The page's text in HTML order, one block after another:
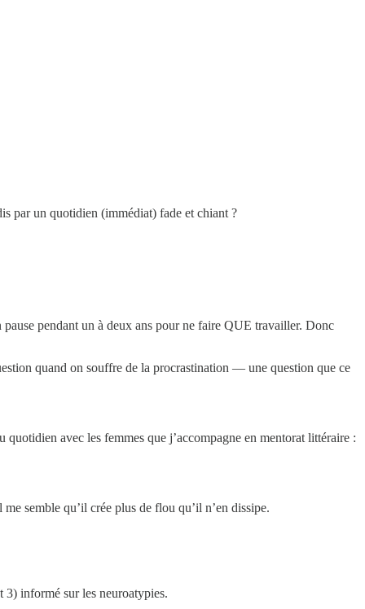
par un quotidien (immédiat) fade et chiant ?
pendant un à deux ans pour ne faire QUE travailler. Donc
quand on souffre de la procrastination — une question que ce
quotidien avec les femmes que j’accompagne en mentorat littéraire :
semble qu’il crée plus de flou qu’il n’en dissipe.
informé sur les neuroatypies.